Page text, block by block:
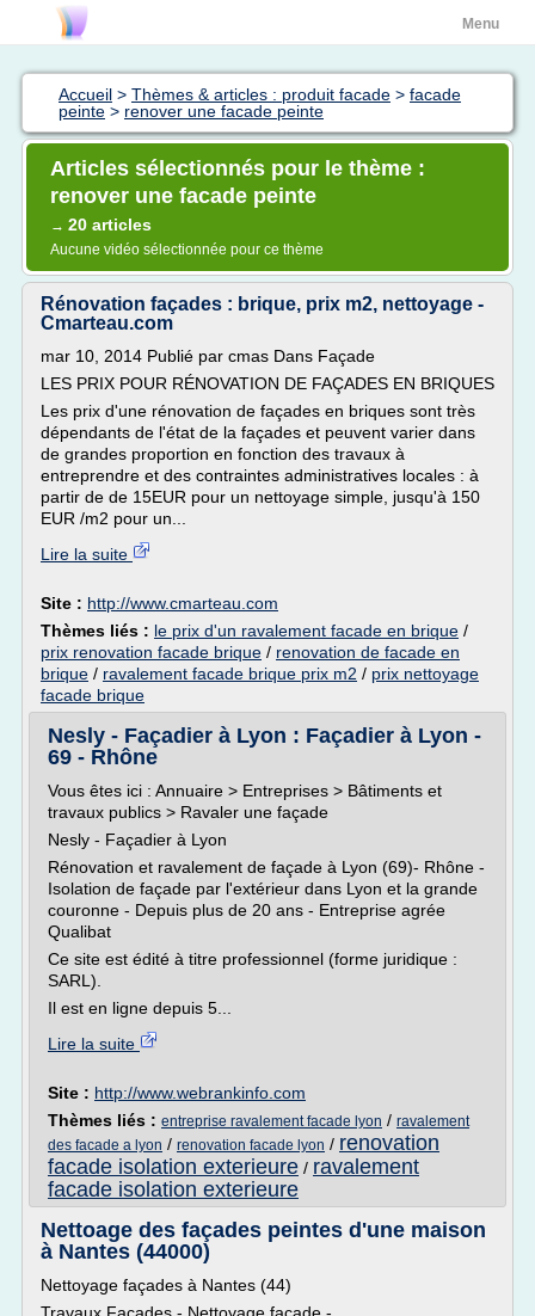
Menu
Accueil > Thèmes & articles : produit facade > facade
peinte > renover une facade peinte
Articles sélectionnés pour le thème :
renover une facade peinte
→ 20 articles
Aucune vidéo sélectionnée pour ce thème
Rénovation façades : brique, prix m2, nettoyage -
Cmarteau.com
mar 10, 2014 Publié par cmas Dans Façade
LES PRIX POUR RÉNOVATION DE FAÇADES EN BRIQUES
Les prix d'une rénovation de façades en briques sont très
dépendants de l'état de la façades et peuvent varier dans
de grandes proportion en fonction des travaux à
entreprendre et des contraintes administratives locales : à
partir de de 15EUR pour un nettoyage simple, jusqu'à 150
EUR /m2 pour un...
Lire la suite
Site : http://www.cmarteau.com
Thèmes liés : le prix d'un ravalement facade en brique /
prix renovation facade brique / renovation de facade en
brique / ravalement facade brique prix m2 / prix nettoyage
facade brique
Nesly - Façadier à Lyon : Façadier à Lyon -
69 - Rhône
Vous êtes ici : Annuaire > Entreprises > Bâtiments et
travaux publics > Ravaler une façade
Nesly - Façadier à Lyon
Rénovation et ravalement de façade à Lyon (69)- Rhône -
Isolation de façade par l'extérieur dans Lyon et la grande
couronne - Depuis plus de 20 ans - Entreprise agrée
Qualibat
Ce site est édité à titre professionnel (forme juridique :
SARL).
Il est en ligne depuis 5...
Lire la suite
Site : http://www.webrankinfo.com
Thèmes liés : entreprise ravalement facade lyon / ravalement
des facade a lyon / renovation facade lyon / renovation
facade isolation exterieure / ravalement
facade isolation exterieure
Nettoage des façades peintes d'une maison
à Nantes (44000)
Nettoyage façades à Nantes (44)